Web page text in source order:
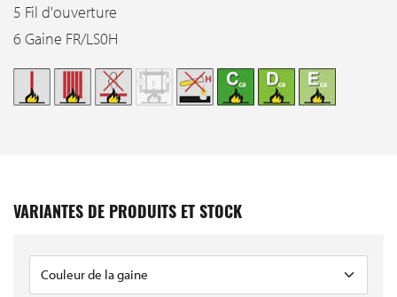
5 Fil d'ouverture
6 Gaine FR/LS0H
VARIANTES DE PRODUITS ET STOCK